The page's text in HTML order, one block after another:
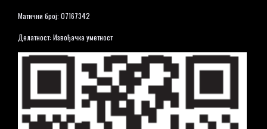
Матични број: 07167342
Делатност: Извођачка уметност